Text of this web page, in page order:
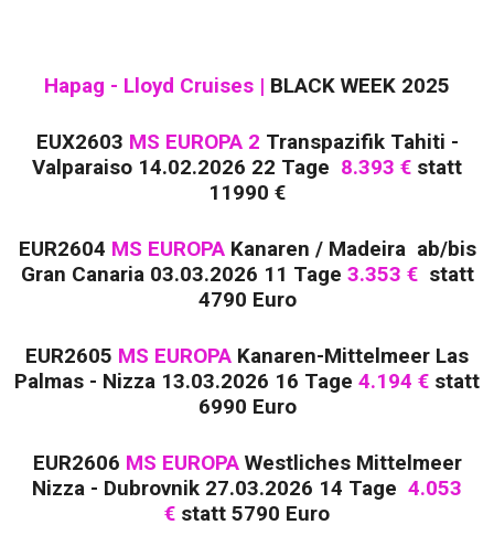
Hapag - Lloyd Cruises | BLACK WEEK 2025
EUX2603 MS EUROPA 2 Transpazifik Tahiti -
Valparaiso 14.02.2026 22 Tage 8.393 € statt
11990 €
EUR2604 MS EUROPAKanaren / Madeira ab/bis
Gran Canaria 03.03.2026 11 Tage 3.353 € statt
4790 Euro
EUR2605 MS EUROPA Kanaren-Mittelmeer Las
Palmas - Nizza 13.03.2026 16 Tage 4.194 € statt
6990 Euro
EUR2606 MS EUROPAWestliches Mittelmeer
Nizza - Dubrovnik 27.03.2026 14 Tage 4.053
€ statt 5790 Euro